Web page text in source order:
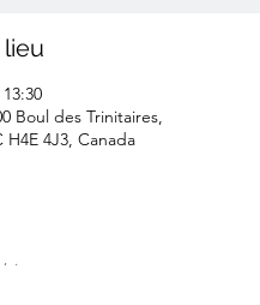
Boul des Trinitaires,
4J3, Canada
tout